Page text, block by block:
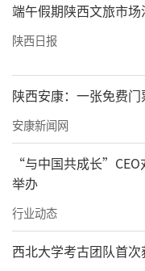
端午假期陕西文旅市场
陕西日报
陕西安康：一张免费
安康新闻网
“与中国共成长
举办
行业动态
西北大学考古团队首